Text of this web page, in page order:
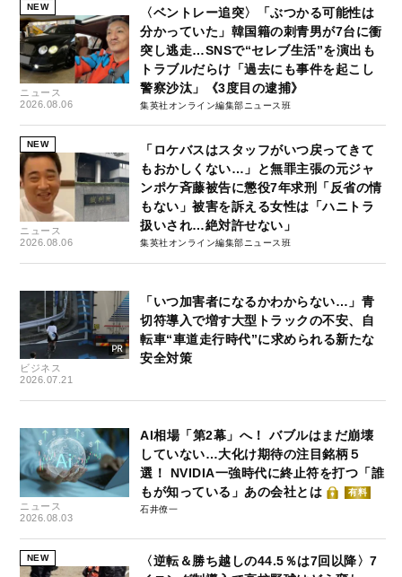
NEW
ニュース
2026.08.06
〈ベントレー追突〉「ぶつかる可能性は
分かっていた」韓国籍の刺青男が7台に衝
突し逃走…SNSで“セレブ生活”を演出も
トラブルだらけ「過去にも事件を起こし
警察沙汰」《3度目の逮捕》
集英社オンライン編集部ニュース班
NEW
ニュース
2026.08.06
「ロケバスはスタッフがいつ戻ってきて
もおかしくない…」と無罪主張の元ジャ
ンポケ斉藤被告に懲役7年求刑「反省の情
もない」被害を訴える女性は「ハニトラ
扱いされ…絶対許せない」
集英社オンライン編集部ニュース班
ビジネス
2026.07.21
「いつ加害者になるかわからない…」青
切符導入で増す大型トラックの不安、自
転車“車道走行時代”に求められる新たな
安全対策
ニュース
2026.08.03
AI相場「第2幕」へ！ バブルはまだ崩壊
していない…大化け期待の注目銘柄５
選！ NVIDIA一強時代に終止符を打つ「誰
もが知っている」あの会社とは
有料
石井僚一
NEW
〈逆転＆勝ち越しの44.5％は7回以降〉7